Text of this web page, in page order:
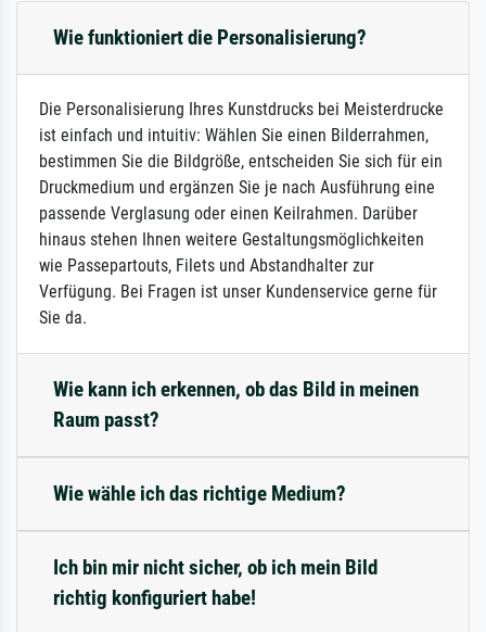
Wie funktioniert die Personalisierung?
Die Personalisierung Ihres Kunstdrucks bei Meisterdrucke
ist einfach und intuitiv: Wählen Sie einen Bilderrahmen,
bestimmen Sie die Bildgröße, entscheiden Sie sich für ein
Druckmedium und ergänzen Sie je nach Ausführung eine
passende Verglasung oder einen Keilrahmen. Darüber
hinaus stehen Ihnen weitere Gestaltungsmöglichkeiten
wie Passepartouts, Filets und Abstandhalter zur
Verfügung. Bei Fragen ist unser Kundenservice gerne für
Sie da.
Wie kann ich erkennen, ob das Bild in meinen
Raum passt?
Wie wähle ich das richtige Medium?
Ich bin mir nicht sicher, ob ich mein Bild
richtig konfiguriert habe!